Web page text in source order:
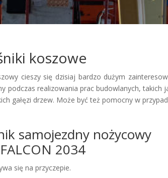
koszowe
cieszy się dzisiaj bardzo dużym
podczas realizowania prac budowlanych, takich
gałęzi drzew. Może być też pomocny w
samojezdny nożycowy
2034
się na przyczepie.